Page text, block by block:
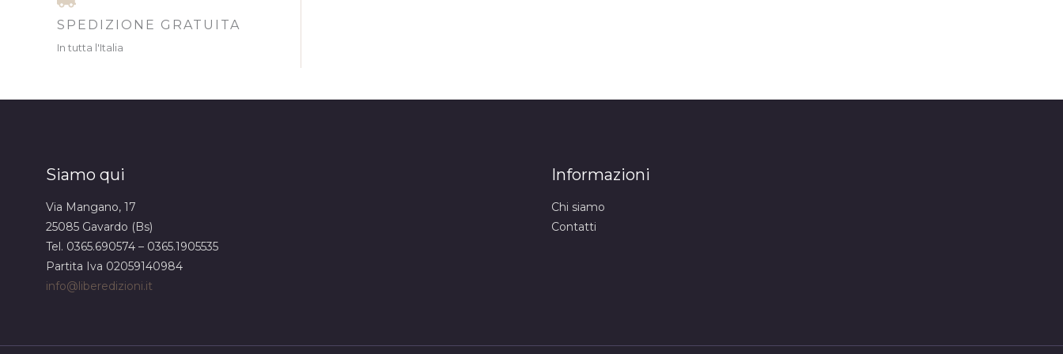
SPEDIZIONE GRATUITA
In tutta l'Italia
Siamo qui
Via Mangano, 17
25085 Gavardo (Bs)
Tel. 0365.690574 – 0365.1905535
Partita Iva 02059140984
info@liberedizioni.it
Informazioni
Chi siamo
Contatti